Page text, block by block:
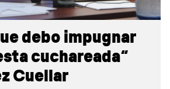
debo impugnar
cuchareada”
Cuellar